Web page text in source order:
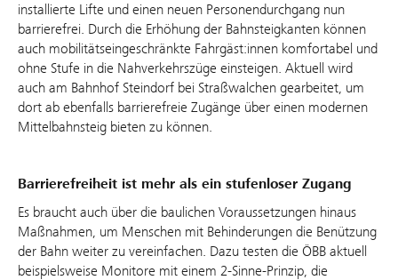
installierte Lifte und einen neuen Personendurchgang nun
barrierefrei. Durch die Erhöhung der Bahnsteigkanten können
auch mobilitätseingeschränkte Fahrgäst:innen komfortabel und
ohne Stufe in die Nahverkehrszüge einsteigen. Aktuell wird
auch am Bahnhof Steindorf bei Straßwalchen gearbeitet, um
dort ab ebenfalls barrierefreie Zugänge über einen modernen
Mittelbahnsteig bieten zu können.
Barrierefreiheit ist mehr als ein stufenloser Zugang
Es braucht auch über die baulichen Voraussetzungen hinaus
Maßnahmen, um Menschen mit Behinderungen die Benützung
der Bahn weiter zu vereinfachen. Dazu testen die ÖBB aktuell
beispielsweise Monitore mit einem 2-Sinne-Prinzip, die